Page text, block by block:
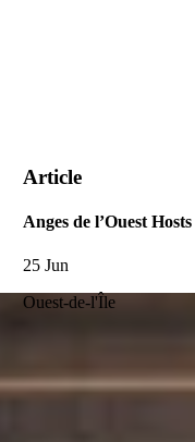
Article
Anges de l’Ouest
25 Jun
Ouest-de-l'Île